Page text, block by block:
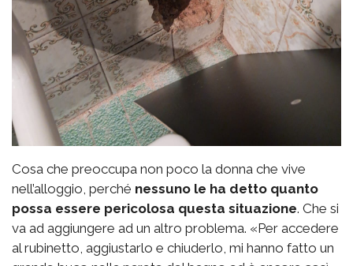
Cosa che preoccupa non poco la donna che vive
nell’alloggio, perché nessuno le ha detto quanto
possa essere pericolosa questa situazione. Che si
va ad aggiungere ad un altro problema. «Per accedere
al rubinetto, aggiustarlo e chiuderlo, mi hanno fatto un